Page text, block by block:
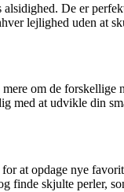
alsidighed. De er
lejlighed uden at
om de forskellige
med at udvikle din
at opdage nye
finde skjulte perler,